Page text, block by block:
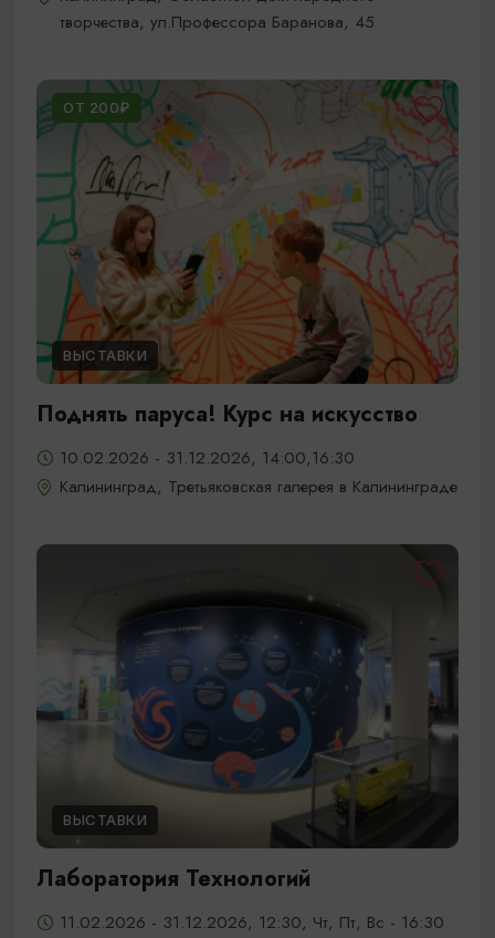
творчества, ул.Профессора Баранова, 45
ОТ 200₽
ВЫСТАВКИ
Поднять паруса! Курс на искусство
10.02.2026 - 31.12.2026, 14:00,16:30
Калининград, Третьяковская галерея в Калининграде
ВЫСТАВКИ
Лаборатория Технологий
11.02.2026 - 31.12.2026, 12:30, Чт, Пт, Вс - 16:30